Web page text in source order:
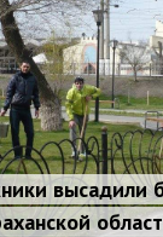
высадили